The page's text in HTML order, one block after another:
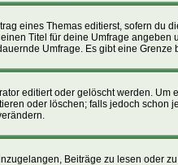
eines Themas editierst, sofern du
Titel für deine Umfrage
Umfrage. Es gibt eine
editiert oder gelöscht werden.
oder löschen; falls jedoch
Beiträge zu lesen oder